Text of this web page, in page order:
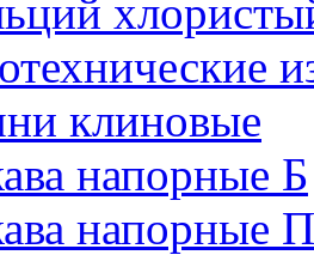
клиновые
напорные Б
напорные П